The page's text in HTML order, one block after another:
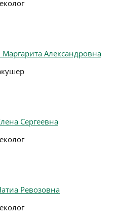
Александровна
Сергеевна
Ревозовна